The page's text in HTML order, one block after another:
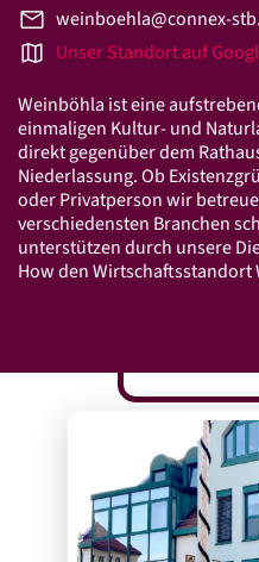
Standorte
Standorte in
Leistungen
Steuer­beratung
Finanz­buch­haltung
Steuer­erklärung
Steuer­berater­wechsel
Connex Digital
Connex Online-Portal
weinboehla@connex-
Unser Standort auf
Weinböhla ist eine
einmaligen Kultur- und
direkt gegenüber dem
Niederlassung. Ob
oder Privatperson wir
verschiedensten Branchen
unterstützen durch unsere
How den Wirtschaftsstandort